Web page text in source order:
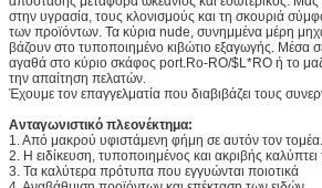
στην υγρασία, τους κλονισμούς και τη σκουριά
των προϊόντων. Τα κύρια nude, συνημμένα μέρη
βάζουν στο τυποποιημένο κιβώτιο εξαγωγής. Μέσα
αγαθά στο κύριο σκάφος port.Ro-RO/$L*RO ή το
την απαίτηση πελατών.
Έχουμε τον επαγγελματία που διαβιβάζει τους
Ανταγωνιστικό πλεονέκτημα:
1. Από μακρού υφιστάμενη φήμη σε αυτόν τον τομέα.
2. Η ειδίκευση, τυποποιημένος και ακριβής
3. Τα καλύτερα πρότυπα που εγγυώνται ποιοτικά